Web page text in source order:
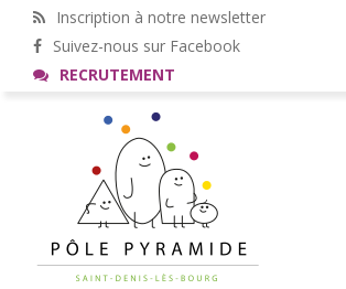
Inscription à notre newsletter
Suivez-nous sur Facebook
RECRUTEMENT